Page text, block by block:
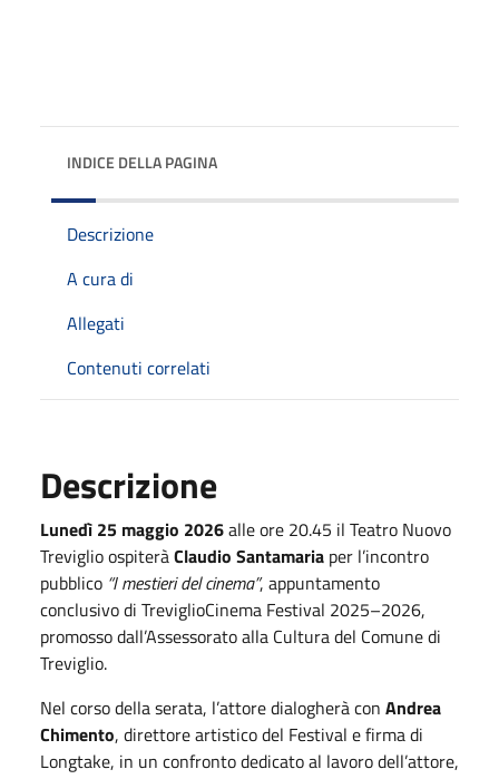
INDICE DELLA PAGINA
Descrizione
A cura di
Allegati
Contenuti correlati
Descrizione
Lunedì 25 maggio 2026alle ore 20.45 il Teatro Nuovo
TreviglioospiteràClaudio Santamaria per l’incontro
pubblico “I mestieri del cinema”, appuntamento
conclusivo di TreviglioCinema Festival 2025–2026,
promosso dall’Assessorato alla Cultura del Comune di
Treviglio.
Nel corso della serata, l’attore dialogherà con Andrea
Chimento, direttore artistico del Festival e firma di
Longtake, in un confronto dedicato al lavoro dell’attore,